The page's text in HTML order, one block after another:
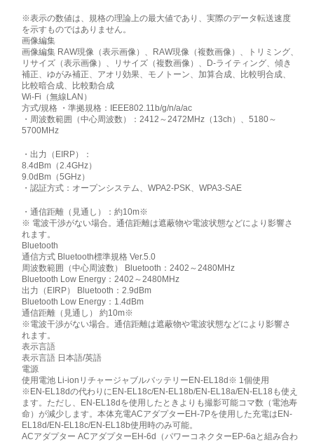
※表示の数値は、規格の理論上の最大値であり、実際のデータ転送速度
を示すものではありません。
画像編集
画像編集 RAW現像（表示画像）、RAW現像（複数画像）、トリミング、
リサイズ（表示画像）、リサイズ（複数画像）、D-ライティング、傾き
補正、ゆがみ補正、アオリ効果、モノトーン、加算合成、比較明合成、
比較暗合成、比較動合成
Wi-Fi（無線LAN）
方式/規格 ・準拠規格：IEEE802.11b/g/n/a/ac
・周波数範囲（中心周波数）：2412～2472MHz（13ch）、5180～
5700MHz
・出力（EIRP）：
8.4dBm（2.4GHz）
9.0dBm（5GHz）
・認証方式：オープンシステム、WPA2-PSK、WPA3-SAE
・通信距離（見通し）：約10m※
※ 電波干渉がない場合。通信距離は遮蔽物や電波状態などにより影響さ
れます。
Bluetooth
通信方式 Bluetooth標準規格 Ver.5.0
周波数範囲（中心周波数） Bluetooth：2402～2480MHz
Bluetooth Low Energy：2402～2480MHz
出力（EIRP） Bluetooth：2.9dBm
Bluetooth Low Energy：1.4dBm
通信距離（見通し） 約10m※
※電波干渉がない場合。通信距離は遮蔽物や電波状態などにより影響さ
れます。
表示言語
表示言語 日本語/英語
電源
使用電池 Li-ionリチャージャブルバッテリーEN-EL18d※ 1個使用
※EN-EL18dの代わりにEN-EL18c/EN-EL18b/EN-EL18a/EN-EL18も使え
ます。ただし、EN-EL18dを使用したときよりも撮影可能コマ数（電池寿
命）が減少します。本体充電ACアダプターEH-7Pを使用した充電はEN-
EL18d/EN-EL18c/EN-EL18b使用時のみ可能。
ACアダプター ACアダプターEH-6d（パワーコネクターEP-6aと組み合わ